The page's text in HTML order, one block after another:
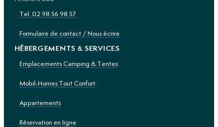
Tel. 02 98 56 98 57
Formulaire de contact / Nous écrire
HÉBERGEMENTS & SERVICES
Emplacements Camping & Tentes
Mobil-Homes Tout Confort
Appartements
Réservation en ligne